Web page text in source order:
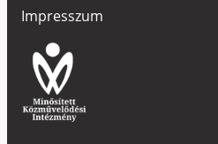
Impresszum